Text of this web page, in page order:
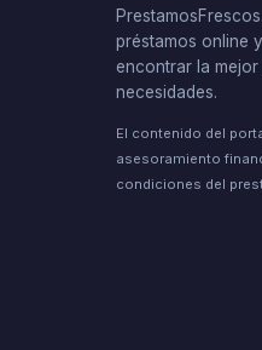
préstamos online
encontrar la
necesidades.
El contenido del
asesoramiento
condiciones del